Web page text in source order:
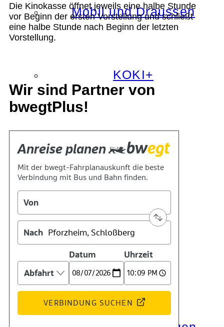
Mobil und Draussen
KOKI+
Das Team
Die Kinokasse öffnet jeweils eine halbe Stunde
vor Beginn der ersten Vorstellung und schließt
eine halbe Stunde nach Beginn der letzten
Vorstellung.
Wir sind Partner von
bwegtPlus!